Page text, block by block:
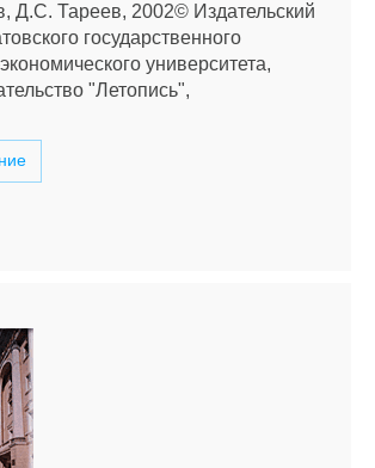
Д.С. Тареев, 2002© Издательский
государственного
университета,
"Летопись",